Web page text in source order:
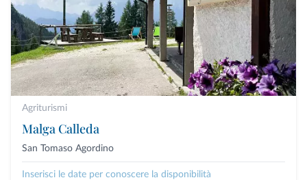
Agriturismi
Malga Calleda
San Tomaso Agordino
Inserisci le date per conoscere la disponibilità